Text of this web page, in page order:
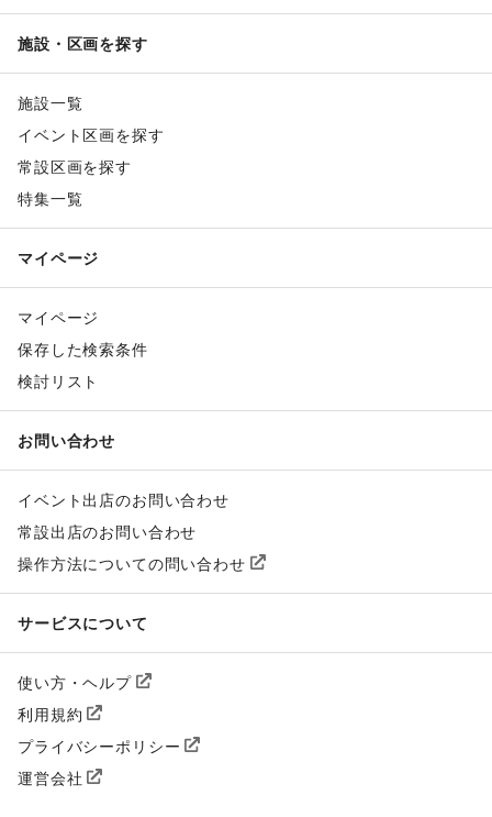
施設・区画を探す
施設一覧
イベント区画を探す
常設区画を探す
特集一覧
マイページ
マイページ
保存した検索条件
検討リスト
お問い合わせ
イベント出店のお問い合わせ
常設出店のお問い合わせ
操作方法についての問い合わせ
サービスについて
使い方・ヘルプ
利用規約
プライバシーポリシー
運営会社